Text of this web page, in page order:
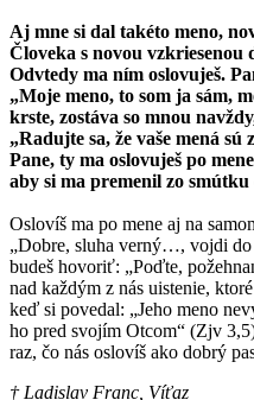
Aj mne si dal takéto meno,
Človeka s novou
Odvtedy ma ním oslovuješ.
„Moje meno, to som ja sám,
krste, zostáva so mnou
„Radujte sa, že vaše mená sú
Pane, ty ma oslovuješ po
aby si ma premenil zo
Oslovíš ma po mene aj na
„Dobre, sluha verný…, vojdi
budeš hovoriť: „Poďte,
nad každým z nás uistenie,
keď si povedal: „Jeho meno
ho pred svojím Otcom“ (Zjv
raz, čo nás oslovíš ako dobrý
† Ladislav Franc, Víťaz